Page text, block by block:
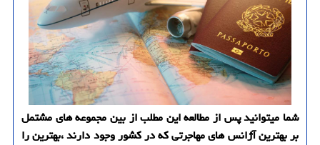
شما میتوانید پس از مطالعه این مطلب از بین مجموعه های مشتمل
بر بهترین آژانس های مهاجرتی که در کشور وجود دارند ،بهترین را